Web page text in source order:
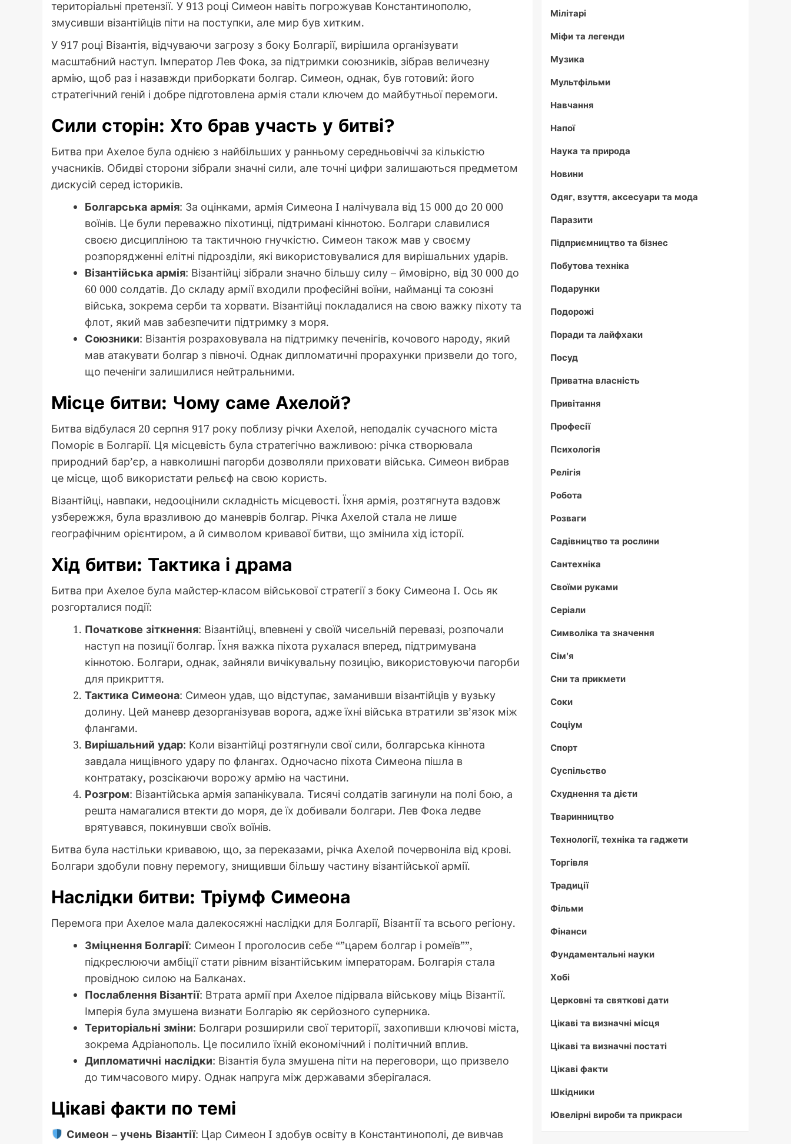
територіальні претензії. У 913 році Симеон навіть погрожував Константинополю,
змусивши візантійців піти на поступки, але мир був хитким.
У 917 році Візантія, відчуваючи загрозу з боку Болгарії, вирішила організувати
масштабний наступ. Імператор Лев Фока, за підтримки союзників, зібрав величезну
армію, щоб раз і назавжди приборкати болгар. Симеон, однак, був готовий: його
стратегічний геній і добре підготовлена армія стали ключем до майбутньої перемоги.
Сили сторін: Хто брав участь у битві?
Битва при Ахелое була однією з найбільших у ранньому середньовіччі за кількістю
учасників. Обидві сторони зібрали значні сили, але точні цифри залишаються предметом
дискусій серед істориків.
Болгарська армія: За оцінками, армія Симеона I налічувала від 15 000 до 20 000
воїнів. Це були переважно піхотинці, підтримані кіннотою. Болгари славилися
своєю дисципліною та тактичною гнучкістю. Симеон також мав у своєму
розпорядженні елітні підрозділи, які використовувалися для вирішальних ударів.
Візантійська армія: Візантійці зібрали значно більшу силу – ймовірно, від 30 000 до
60 000 солдатів. До складу армії входили професійні воїни, найманці та союзні
війська, зокрема серби та хорвати. Візантійці покладалися на свою важку піхоту та
флот, який мав забезпечити підтримку з моря.
Союзники: Візантія розраховувала на підтримку печенігів, кочового народу, який
мав атакувати болгар з півночі. Однак дипломатичні прорахунки призвели до того,
що печеніги залишилися нейтральними.
Місце битви: Чому саме Ахелой?
Битва відбулася 20 серпня 917 року поблизу річки Ахелой, неподалік сучасного міста
Поморіє в Болгарії. Ця місцевість була стратегічно важливою: річка створювала
природний бар’єр, а навколишні пагорби дозволяли приховати війська. Симеон вибрав
це місце, щоб використати рельєф на свою користь.
Візантійці, навпаки, недооцінили складність місцевості. Їхня армія, розтягнута вздовж
узбережжя, була вразливою до маневрів болгар. Річка Ахелой стала не лише
географічним орієнтиром, а й символом кривавої битви, що змінила хід історії.
Хід битви: Тактика і драма
Битва при Ахелое була майстер-класом військової стратегії з боку Симеона I. Ось як
розгорталися події:
Початкове зіткнення: Візантійці, впевнені у своїй чисельній перевазі, розпочали
наступ на позиції болгар. Їхня важка піхота рухалася вперед, підтримувана
кіннотою. Болгари, однак, зайняли вичікувальну позицію, використовуючи пагорби
для прикриття.
Тактика Симеона: Симеон удав, що відступає, заманивши візантійців у вузьку
долину. Цей маневр дезорганізував ворога, адже їхні війська втратили зв’язок між
флангами.
Вирішальний удар: Коли візантійці розтягнули свої сили, болгарська кіннота
завдала нищівного удару по флангах. Одночасно піхота Симеона пішла в
контратаку, розсікаючи ворожу армію на частини.
Розгром: Візантійська армія запанікувала. Тисячі солдатів загинули на полі бою, а
решта намагалися втекти до моря, де їх добивали болгари. Лев Фока ледве
врятувався, покинувши своїх воїнів.
Битва була настільки кривавою, що, за переказами, річка Ахелой почервоніла від крові.
Болгари здобули повну перемогу, знищивши більшу частину візантійської армії.
Наслідки битви: Тріумф Симеона
Перемога при Ахелое мала далекосяжні наслідки для Болгарії, Візантії та всього регіону.
Зміцнення Болгарії: Симеон I проголосив себе “”царем болгар і ромеїв””,
підкреслюючи амбіції стати рівним візантійським імператорам. Болгарія стала
провідною силою на Балканах.
Послаблення Візантії: Втрата армії при Ахелое підірвала військову міць Візантії.
Імперія була змушена визнати Болгарію як серйозного суперника.
Територіальні зміни: Болгари розширили свої території, захопивши ключові міста,
зокрема Адріанополь. Це посилило їхній економічний і політичний вплив.
Дипломатичні наслідки: Візантія була змушена піти на переговори, що призвело
до тимчасового миру. Однак напруга між державами зберігалася.
Цікаві факти по темі
Симеон – учень Візантії: Цар Симеон I здобув освіту в Константинополі, де вивчав
Мілітарі
Міфи та легенди
Музика
Мультфільми
Навчання
Напої
Наука та природа
Новини
Одяг, взуття, аксесуари та мода
Паразити
Підприємництво та бізнес
Побутова техніка
Подарунки
Подорожі
Поради та лайфхаки
Посуд
Приватна власність
Привітання
Професії
Психологія
Релігія
Робота
Розваги
Садівництво та рослини
Сантехніка
Своїми руками
Серіали
Символіка та значення
Сім'я
Сни та прикмети
Соки
Соціум
Спорт
Суспільство
Схуднення та дієти
Тваринництво
Технології, техніка та гаджети
Торгівля
Традиції
Фільми
Фінанси
Фундаментальні науки
Хобі
Церковні та святкові дати
Цікаві та визначні місця
Цікаві та визначні постаті
Цікаві факти
Шкідники
Ювелірні вироби та прикраси